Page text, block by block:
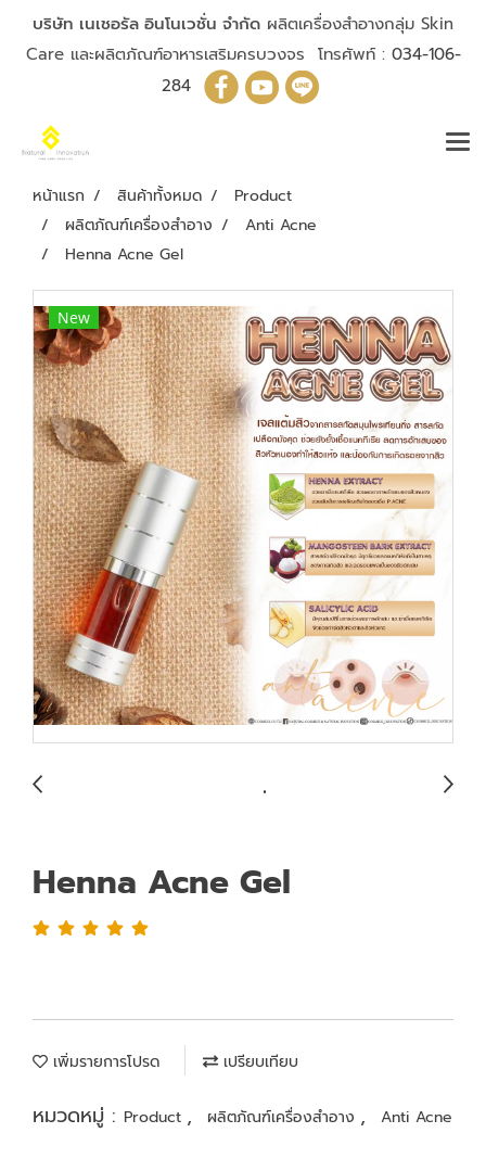
บริษัท เนเชอรัล อินโนเวชั่น จำกัด ผลิตเครื่องสำอางกลุ่ม Skin
Care และผลิตภัณฑ์อาหารเสริมครบวงจร โทรศัพท์ : 034-106-
284
หน้าแรก สินค้าทั้งหมด
Product
ผลิตภัณฑ์เครื่องสำอาง
Anti Acne
Henna Acne Gel
New
Henna Acne Gel
เพิ่มรายการโปรด เปรียบเทียบ
หมวดหมู่ : Product , ผลิตภัณฑ์เครื่องสำอาง , Anti Acne